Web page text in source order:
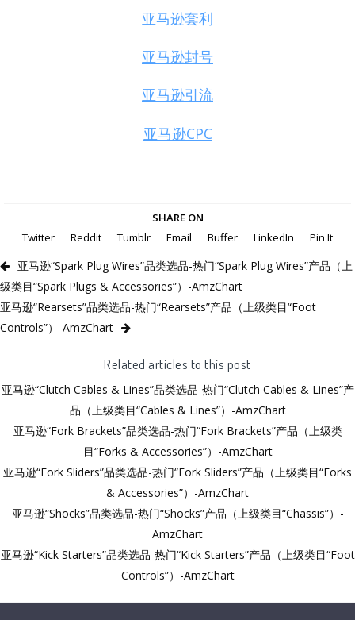
亚马逊套利
亚马逊封号
亚马逊引流
亚马逊CPC
SHARE ON
Twitter
Reddit Tumblr Email Buffer LinkedIn Pin It
亚马逊“Spark Plug Wires”品类选品-热门“Spark Plug Wires”产品（上
级类目“Spark Plugs & Accessories”）-AmzChart
亚马逊“Rearsets”品类选品-热门“Rearsets”产品（上级类目“Foot
Controls”）-AmzChart
Related articles to this post
亚马逊“Clutch Cables & Lines”品类选品-热门“Clutch Cables & Lines”产
品（上级类目“Cables & Lines”）-AmzChart
亚马逊“Fork Brackets”品类选品-热门“Fork Brackets”产品（上级类
目“Forks & Accessories”）-AmzChart
亚马逊“Fork Sliders”品类选品-热门“Fork Sliders”产品（上级类目“Forks
& Accessories”）-AmzChart
亚马逊“Shocks”品类选品-热门“Shocks”产品（上级类目“Chassis”）-
AmzChart
亚马逊“Kick Starters”品类选品-热门“Kick Starters”产品（上级类目“Foot
Controls”）-AmzChart